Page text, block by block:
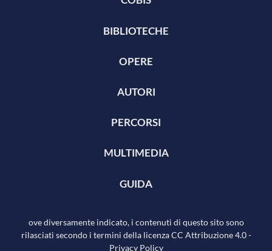
BIBLIOTECHE
OPERE
AUTORI
PERCORSI
MULTIMEDIA
GUIDA
ove diversamente indicato, i contenuti di questo sito sono
rilasciati secondo i termini della licenza CC Attribuzione 4.0-
Privacy Policy